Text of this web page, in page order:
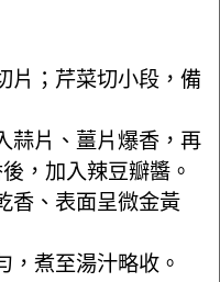
片；芹菜切小段，備
蒜片、薑片爆香，再
，加入辣豆瓣醬。
香、表面呈微金黃
，煮至湯汁略收。